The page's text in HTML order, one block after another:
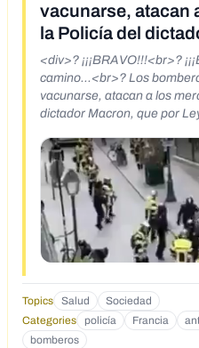
vacunarse, atacan
la Policía del
<div>? ¡¡¡BRAVO!!!<br>?
camino...<br>? Los
vacunarse, atacan a los
dictador Macron, que por
<br>https://twitter.com/
4292<br>https://
p;f=live<br>https://
v=i9Zgo9fCJrs<br>https://
v=b2rk30xUNFI<br><br></
Topics Salud Sociedad
Categories
policía Francia
bomberos